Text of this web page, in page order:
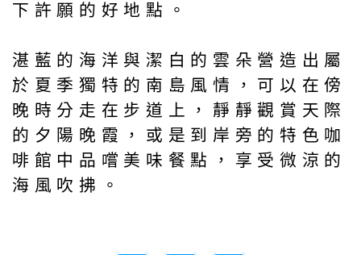
下許願的好地點。
湛藍的海洋與潔白的雲朵營造出屬
於夏季獨特的南島風情，可以在傍
晚時分走在步道上，靜靜觀賞天際
的夕陽晚霞，或是到岸旁的特色咖
啡館中品嚐美味餐點，享受微涼的
海風吹拂。